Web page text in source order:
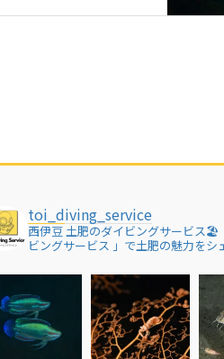
toi_diving_service
西伊豆 土肥のダイビングサービス🏖
ビングサービス 」で土肥の魅力をシ